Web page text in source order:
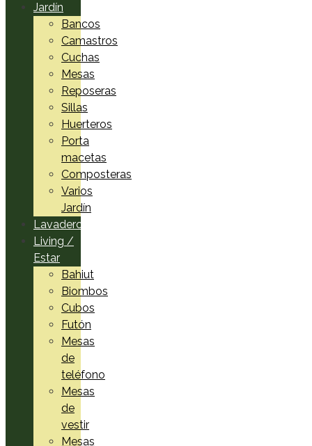
Jardín
Bancos
Camastros
Cuchas
Mesas
Reposeras
Sillas
Huerteros
Porta
macetas
Composteras
Varios
Jardín
Lavadero
Living /
Estar
Bahiut
Biombos
Cubos
Futón
Mesas
de
teléfono
Mesas
de
vestir
Mesas